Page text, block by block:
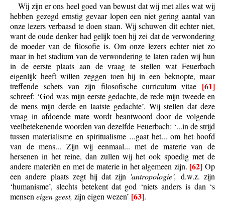
Wij zijn er ons heel goed van bewust dat wij met alles wat wij
hebben gezegd ernstig gevaar lopen een niet gering aantal van
onze lezers verbaasd te doen staan. Wij schuwen dit echter niet,
want de oude denker had gelijk toen hij zei dat de verwondering
de moeder van de filosofie is. Om onze lezers echter niet zo
maar in het stadium van de verwondering te laten raden wij hun
in de eerste plaats aan de vraag te stellen wat Feuerbach
eigenlijk heeft willen zeggen toen hij in een beknopte, maar
treffende schets van zijn filosofische curriculum vitae [61]
schreef: ‘God was mijn eerste gedachte, de rede mijn tweede en
de mens mijn derde en laatste gedachte’. Wij stellen dat deze
vraag in afdoende mate wordt beantwoord door de volgende
veelbetekenende woorden van dezelfde Feuerbach: ‘...in de strijd
tussen materialisme en spiritualisme ...gaat het... om het hoofd
van de mens... Zijn wij eenmaal... met de materie van de
hersenen in het reine, dan zullen wij het ook spoedig met de
andere materiën en met de materie in het algemeen zijn. [62] Op
een andere plaats zegt hij dat zijn 'antropologie’, d.w.z. zijn
‘humanisme’, slechts betekent dat god ‘niets anders is dan ‘s
menseneigen geest,zijn eigen wezen’ [63].